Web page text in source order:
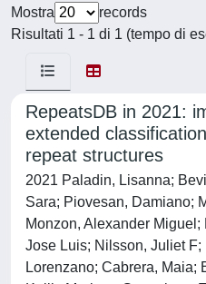
Mostra
records
Risultati 1 - 1 di 1 (tempo di
RepeatsDB in 2021:
extended
repeat structures
2021 Paladin, Lisanna;
Sara; Piovesan, Damiano;
Monzon, Alexander
Jose Luis; Nilsson, Juliet
Lorenzano; Cabrera, Maia;